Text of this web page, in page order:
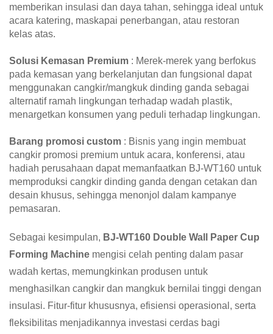
memberikan insulasi dan daya tahan, sehingga ideal untuk
acara katering, maskapai penerbangan, atau restoran
kelas atas.
Solusi Kemasan Premium : Merek-merek yang berfokus
pada kemasan yang berkelanjutan dan fungsional dapat
menggunakan cangkir/mangkuk dinding ganda sebagai
alternatif ramah lingkungan terhadap wadah plastik,
menargetkan konsumen yang peduli terhadap lingkungan.
Barang promosi custom : Bisnis yang ingin membuat
cangkir promosi premium untuk acara, konferensi, atau
hadiah perusahaan dapat memanfaatkan BJ-WT160 untuk
memproduksi cangkir dinding ganda dengan cetakan dan
desain khusus, sehingga menonjol dalam kampanye
pemasaran.
Sebagai kesimpulan, BJ-WT160 Double Wall Paper Cup
Forming Machine mengisi celah penting dalam pasar
wadah kertas, memungkinkan produsen untuk
menghasilkan cangkir dan mangkuk bernilai tinggi dengan
insulasi. Fitur-fitur khususnya, efisiensi operasional, serta
fleksibilitas menjadikannya investasi cerdas bagi